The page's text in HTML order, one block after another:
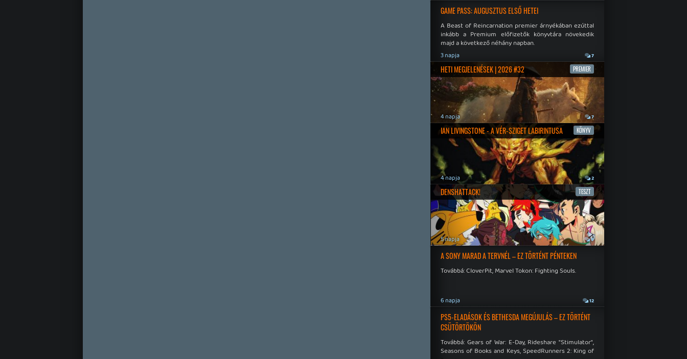
GAME PASS: AUGUSZTUS ELSŐ HETEI
A Beast of Reincarnation premier árnyékában ezúttal
inkább a Premium előfizetők könyvtára növekedik
majd a következő néhány napban.
3 napja 7
HETI MEGJELENÉSEK | 2026 #32 PREMIER
4 napja 7
IAN LIVINGSTONE - A VÉR-SZIGET LABIRINTUSA KÖNYV
4 napja 2
DENSHATTACK! TESZT
5 napja 9
A SONY MARAD A TERVNÉL – EZ TÖRTÉNT PÉNTEKEN
Továbbá: CloverPit, Marvel Tokon: Fighting Souls.
6 napja 12
PS5-ELADÁSOK ÉS BETHESDA MEGÚJULÁS – EZ TÖRTÉNT
CSÜTÖRTÖKÖN
Továbbá: Gears of War: E-Day, Rideshare "Stimulator",
Seasons of Books and Keys, SpeedRunners 2: King of